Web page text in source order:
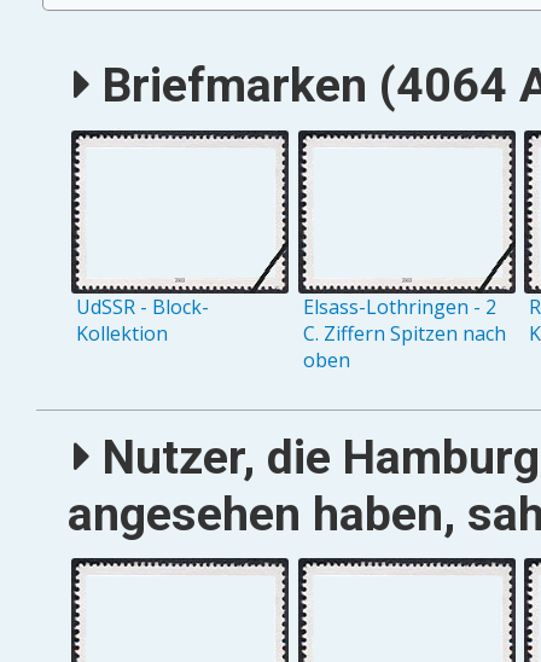
Briefmarken (4064
UdSSR - Block-
Kollektion
Elsass-Lothringen - 2
C. Ziffern Spitzen nach
oben
Nutzer, die
angesehen haben,